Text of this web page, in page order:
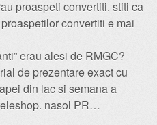
proaspeti convertiti. stiti ca
convertiti e mai
erau alesi de RMGC?
de prezentare exact cu
din lac si semana a
nasol PR…